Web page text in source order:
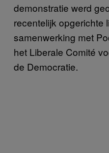
demonstratie werd
recentelijk opgerichte
samenwerking met
het Liberale Comité
de Democratie.